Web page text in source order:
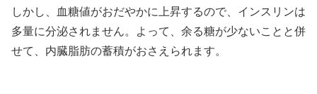
しかし、血糖値がおだやかに上昇するので、インスリンは
多量に分泌されません。よって、余る糖が少ないことと併
せて、内臓脂肪の蓄積がおさえられます。